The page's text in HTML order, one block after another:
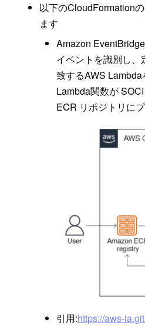
以下のCloudFormation
ます
Amazon
イベントを識別し
致するAWS
Lambda関数が
ECR リポジトリに
引用:https://aws-